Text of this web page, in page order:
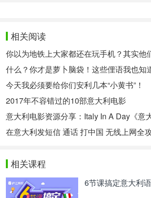
相关阅读
你以为地铁上大家都还在玩手机？其实他
什么？你才是萝卜脑袋！这些俚语我也知
今天我必须要给你们安利几本“小黄书”！
2017年不容错过的10部意大利电影
意大利电影资源分享：Italy In A Day《意
在意大利发短信 通话 打中国 无线上网全
相关课程
6节课搞定意大利